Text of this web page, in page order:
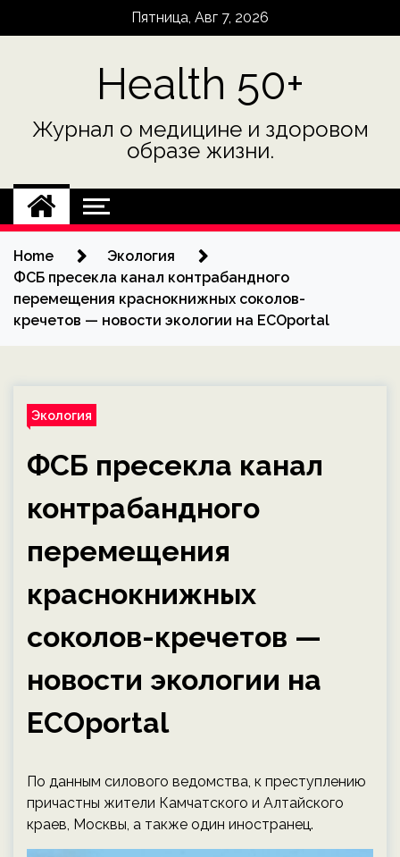
Пятница, Авг 7, 2026
Health 50+
Журнал о медицине и здоровом
образе жизни.
Home
Экология
ФСБ пресекла канал контрабандного
перемещения краснокнижных соколов-
кречетов — новости экологии на ECOportal
Экология
ФСБ пресекла канал
контрабандного
перемещения
краснокнижных
соколов-кречетов —
новости экологии на
ECOportal
По данным силового ведомства, к преступлению
причастны жители Камчатского и Алтайского
краев, Москвы, а также один иностранец.